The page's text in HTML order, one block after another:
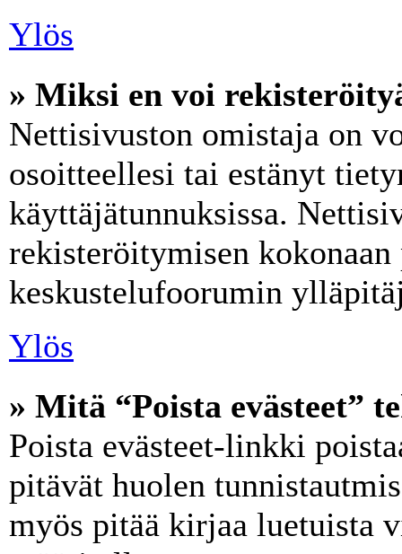
Ylös
» Miksi en voi
Nettisivuston omistaja on
osoitteellesi tai estänyt
käyttäjätunnuksissa.
rekisteröitymisen
keskustelufoorumin
Ylös
» Mitä “Poista evästeet”
Poista evästeet-linkki
pitävät huolen
myös pitää kirjaa luetuista